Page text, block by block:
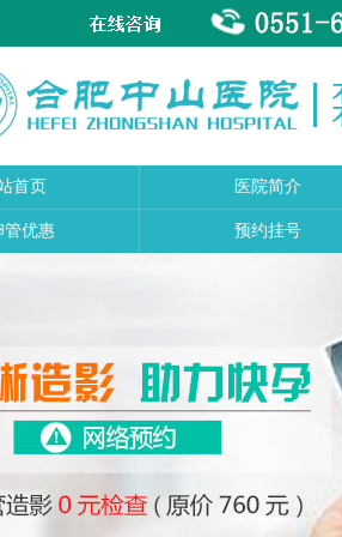
首页 医院简介
管优惠 预约挂号